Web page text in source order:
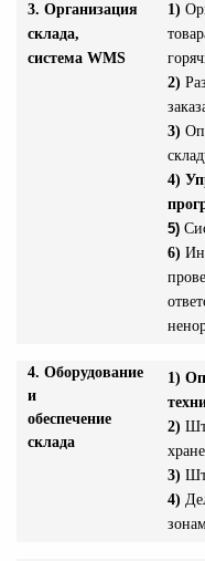
3. Организация
склада,
система WMS
1)
2)
3)
4)
5)
6)
4. Оборудование
и
обеспечение
склада
1)
2)
3)
4)